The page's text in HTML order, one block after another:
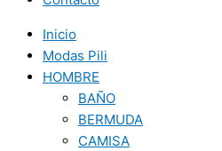
Inicio
Modas Pili
HOMBRE
BAÑO
BERMUDA
CAMISA